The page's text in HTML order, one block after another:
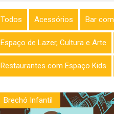
Todos Acessórios Bar
Espaço de Lazer, Cultura e Arte
Restaurantes com Espaço Kids
Brechó Infantil